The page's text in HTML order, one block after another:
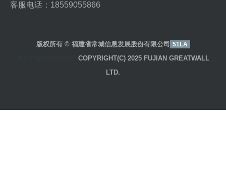
客服电话：18559055866
版权所有 © 福建省常城信息发展股份有限公司 51LA
COPYRIGHT(C) 2025 FUJIAN GREATWALL
LTD.